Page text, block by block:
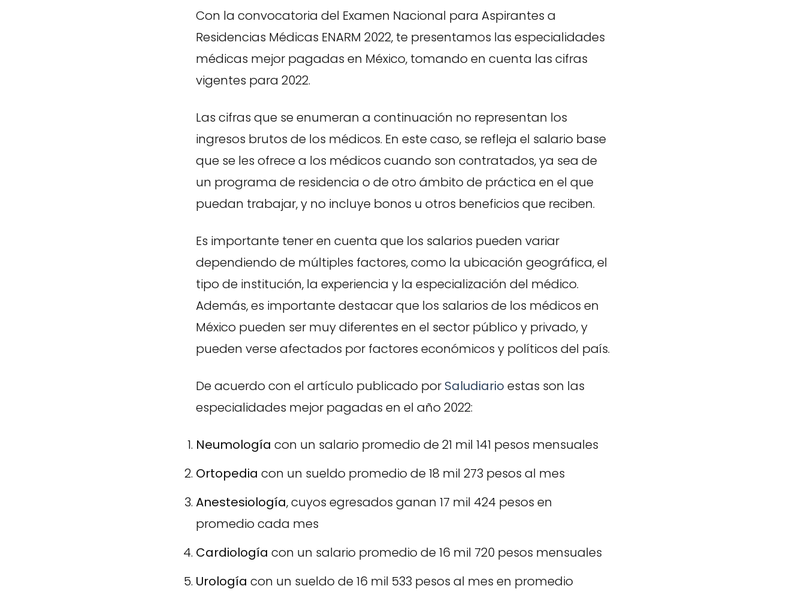
Con la convocatoria del Examen Nacional para Aspirantes a
Residencias Médicas ENARM 2022, te presentamos las especialidades
médicas mejor pagadas en México, tomando en cuenta las cifras
vigentes para 2022.
Las cifras que se enumeran a continuación no representan los
ingresos brutos de los médicos. En este caso, se refleja el salario base
que se les ofrece a los médicos cuando son contratados, ya sea de
un programa de residencia o de otro ámbito de práctica en el que
puedan trabajar, y no incluye bonos u otros beneficios que reciben.
Es importante tener en cuenta que los salarios pueden variar
dependiendo de múltiples factores, como la ubicación geográfica, el
tipo de institución, la experiencia y la especialización del médico.
Además, es importante destacar que los salarios de los médicos en
México pueden ser muy diferentes en el sector público y privado, y
pueden verse afectados por factores económicos y políticos del país.
De acuerdo con el artículo publicado por Saludiario estas son las
especialidades mejor pagadas en el año 2022:
Neumología con un salario promedio de 21 mil 141 pesos mensuales
Ortopedia con un sueldo promedio de 18 mil 273 pesos al mes
Anestesiología, cuyos egresados ganan 17 mil 424 pesos en
promedio cada mes
Cardiología con un salario promedio de 16 mil 720 pesos mensuales
Urología con un sueldo de 16 mil 533 pesos al mes en promedio